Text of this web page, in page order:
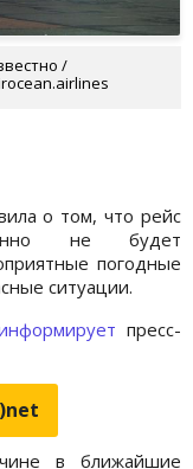
/
о том, что рейс
не будет
погодные
ситуации.
пресс-
в ближайшие